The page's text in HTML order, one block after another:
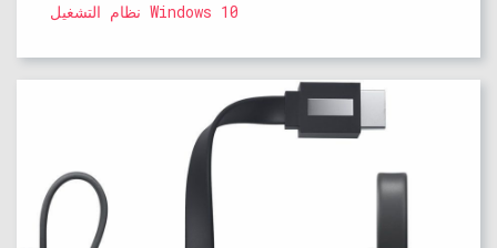
نظام التشغيل Windows 10